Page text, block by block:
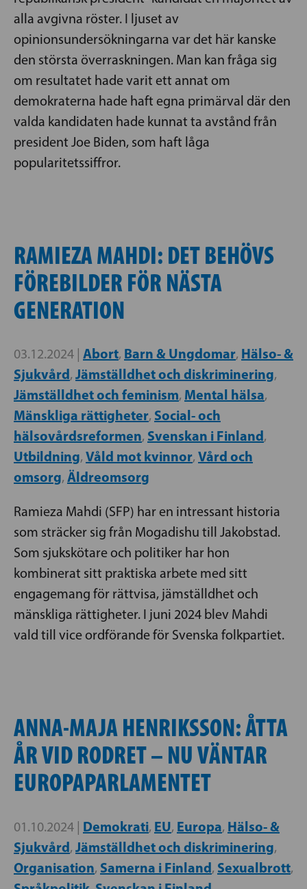
alla avgivna röster. I ljuset av
opinionsundersökningarna var det här kanske
den största överraskningen. Man kan fråga sig
om resultatet hade varit ett annat om
demokraterna hade haft egna primärval där den
valda kandidaten hade kunnat ta avstånd från
president Joe Biden, som haft låga
popularitetssiffror.
RAMIEZA MAHDI: DET BEHÖVS
FÖREBILDER FÖR NÄSTA
GENERATION
03.12.2024 | Abort, Barn & Ungdomar, Hälso- &
Sjukvård, Jämställdhet och diskriminering,
Jämställdhet och feminism, Mental hälsa,
Mänskliga rättigheter, Social- och
hälsovårdsreformen, Svenskan i Finland,
Utbildning, Våld mot kvinnor, Vård och
omsorg, Äldreomsorg
Ramieza Mahdi (SFP) har en intressant historia
som sträcker sig från Mogadishu till Jakobstad.
Som sjukskötare och politiker har hon
kombinerat sitt praktiska arbete med sitt
engagemang för rättvisa, jämställdhet och
mänskliga rättigheter. I juni 2024 blev Mahdi
vald till vice ordförande för Svenska folkpartiet.
ANNA-MAJA HENRIKSSON: ÅTTA
ÅR VID RODRET – NU VÄNTAR
EUROPAPARLAMENTET
01.10.2024 | Demokrati, EU, Europa, Hälso- &
Sjukvård, Jämställdhet och diskriminering,
Organisation, Samerna i Finland, Sexualbrott,